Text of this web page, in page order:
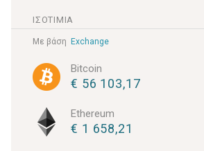
ΙΣΟΤΙΜΊΑ
Με βάση Exchange
Bitcoin
€ 56 103,17
Ethereum
€ 1 658,21